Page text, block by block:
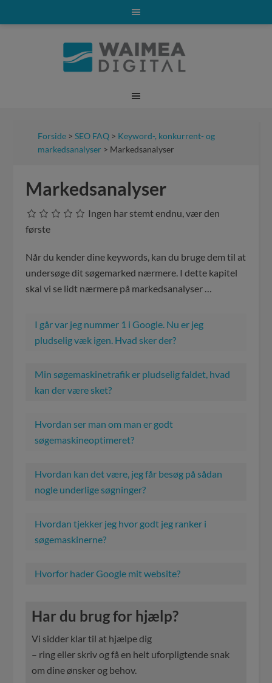
Forside >SEO FAQ > Keyword-, konkurrent- og
markedsanalyser > Markedsanalyser
Markedsanalyser
Ingen har stemt endnu, vær den
første
Når du kender dine keywords, kan du bruge dem til at
undersøge dit søgemarked nærmere. I dette kapitel
skal vi se lidt nærmere på markedsanalyser …
I går var jeg nummer 1 i Google. Nu er jeg
pludselig væk igen. Hvad sker der?
Min søgemaskinetrafik er pludselig faldet, hvad
kan der være sket?
Hvordan ser man om man er godt
søgemaskineoptimeret?
Hvordan kan det være, jeg får besøg på sådan
nogle underlige søgninger?
Hvordan tjekker jeg hvor godt jeg ranker i
søgemaskinerne?
Hvorfor hader Google mit website?
Har du brug for hjælp?
Vi sidder klar til at hjælpe dig
– ring eller skriv og få en helt uforpligtende snak
om dine ønsker og behov.